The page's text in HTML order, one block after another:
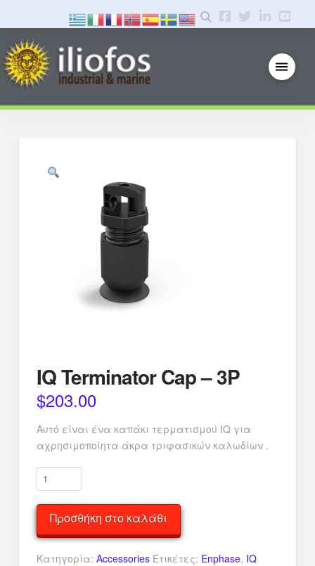
IQ Terminator Cap – 3P
$203.00
Αυτό είναι ένα καπάκι τερματισμού IQ για
αχρησιμοποίητα άκρα τριφασικών καλωδίων .
IQ
Terminator
Cap
3P
ποσότητα
Προσθήκη στο καλάθι
Κατηγορία: Accessories Ετικέτες: Enphase, IQ